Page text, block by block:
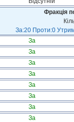
Фракція
За:20 Проти:0
За
За
За
За
За
За
За
За